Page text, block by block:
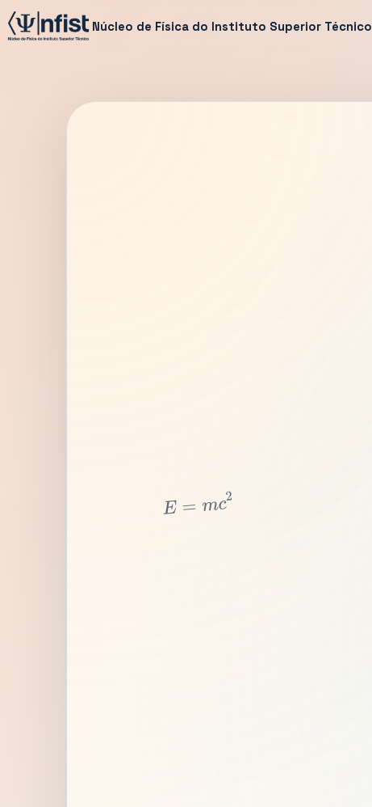
Núcleo de Física do Instituto Superior Técnico
E= 2